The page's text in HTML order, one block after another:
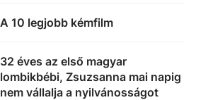
A 10 legjobb kémfilm
32 éves az első magyar
lombikbébi, Zsuzsanna mai napig
nem vállalja a nyilvánosságot